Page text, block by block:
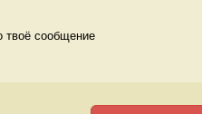
твоё сообщение